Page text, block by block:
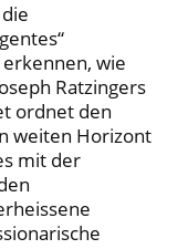
wie
Ratzingers
ordnet den
weiten Horizont
mit der